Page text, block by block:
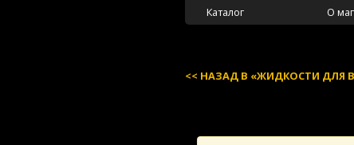
Каталог О
НАЗАД В «ЖИДКОСТИ ДЛЯ